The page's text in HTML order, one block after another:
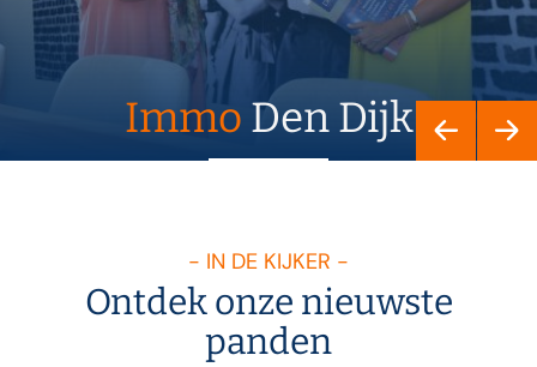
Immo Den Dijk
- IN DE KIJKER -
Ontdek onze nieuwste
panden